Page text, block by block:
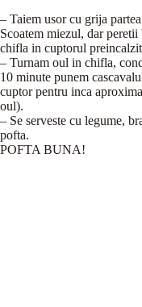
– Taiem usor cu grija
Scoatem miezul, dar
chifla in cuptorul
– Turnam oul in chifla,
10 minute punem
cuptor pentru inca
oul).
– Se serveste cu legume,
pofta.
POFTA BUNA!